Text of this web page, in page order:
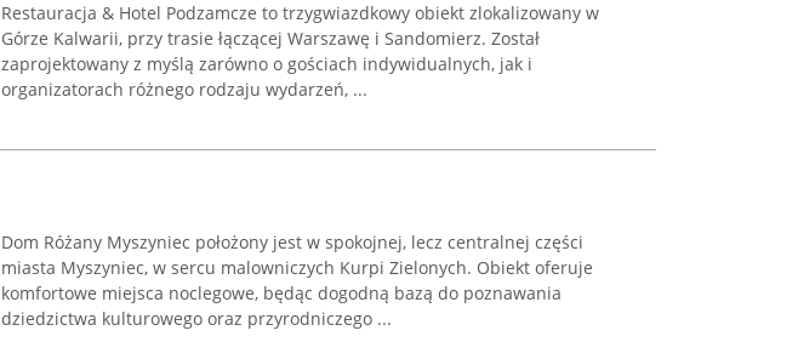
Restauracja & Hotel Podzamcze to trzygwiazdkowy obiekt zlokalizowany w
Górze Kalwarii, przy trasie łączącej Warszawę i Sandomierz. Został
zaprojektowany z myślą zarówno o gościach indywidualnych, jak i
organizatorach różnego rodzaju wydarzeń, ...
Dom Różany Myszyniec położony jest w spokojnej, lecz centralnej części
miasta Myszyniec, w sercu malowniczych Kurpi Zielonych. Obiekt oferuje
komfortowe miejsca noclegowe, będąc dogodną bazą do poznawania
dziedzictwa kulturowego oraz przyrodniczego ...